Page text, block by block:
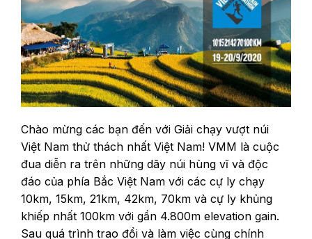
Chào mừng các bạn đến với Giải chạy vượt núi
Việt Nam thử thách nhất Việt Nam! VMM là cuộc
đua diễn ra trên những dãy núi hùng vĩ và độc
đáo của phía Bắc Việt Nam với các cự ly chạy
10km, 15km, 21km, 42km, 70km và cự ly khủng
khiếp nhất 100km với gần 4.800m elevation gain.
Sau quá trình trao đổi và làm việc cùng chính